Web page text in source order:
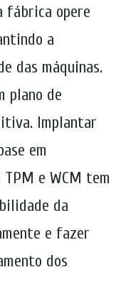
fábrica opere
a
das máquinas.
plano de
Implantar
em
e WCM tem
da
e fazer
dos